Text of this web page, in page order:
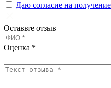
Даю согласие на
Оставьте отзыв
Оценка *